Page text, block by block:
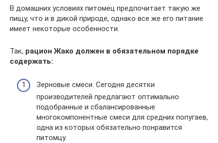
В домашних условиях питомец предпочитает такую же
пищу, что и в дикой природе, однако все же его питание
имеет некоторые особенности.
Так, рацион Жако должен в обязательном порядке
содержать:
Зерновые смеси. Сегодня десятки
производителей предлагают оптимально
подобранные и сбалансированные
многокомпонентные смеси для средних попугаев,
одна из которых обязательно понравится
питомцу.